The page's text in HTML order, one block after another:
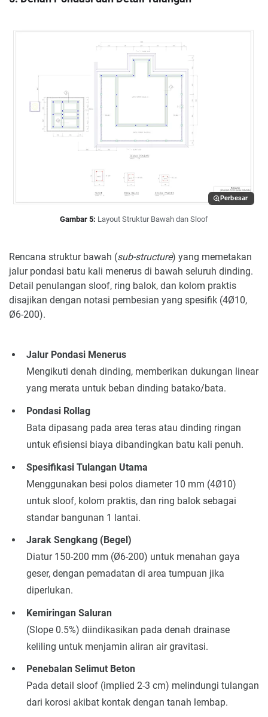
Perbesar
Gambar 5: Layout Struktur Bawah dan Sloof
Rencana struktur bawah (sub-structure) yang memetakan
jalur pondasi batu kali menerus di bawah seluruh dinding.
Detail penulangan sloof, ring balok, dan kolom praktis
disajikan dengan notasi pembesian yang spesifik (4Ø10,
Ø6-200).
Jalur Pondasi Menerus
Mengikuti denah dinding, memberikan dukungan linear
yang merata untuk beban dinding batako/bata.
Pondasi Rollag
Bata dipasang pada area teras atau dinding ringan
untuk efisiensi biaya dibandingkan batu kali penuh.
Spesifikasi Tulangan Utama
Menggunakan besi polos diameter 10 mm (4Ø10)
untuk sloof, kolom praktis, dan ring balok sebagai
standar bangunan 1 lantai.
Jarak Sengkang (Begel)
Diatur 150-200 mm (Ø6-200) untuk menahan gaya
geser, dengan pemadatan di area tumpuan jika
diperlukan.
Kemiringan Saluran
(Slope 0.5%) diindikasikan pada denah drainase
keliling untuk menjamin aliran air gravitasi.
Penebalan Selimut Beton
Pada detail sloof (implied 2-3 cm) melindungi tulangan
dari korosi akibat kontak dengan tanah lembap.